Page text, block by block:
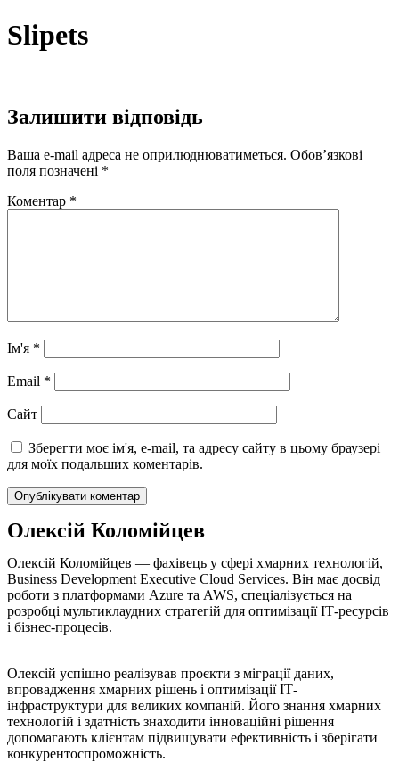
Перейти
до
Slipets
Залишити відповідь
Ваша e-mail адреса не оприлюднюватиметься. Обов’язкові
поля позначені *
Коментар *
Ім'я *
Email *
Сайт
Зберегти моє ім'я, e-mail, та адресу сайту в цьому браузері
для моїх подальших коментарів.
Олексій Коломійцев
Олексій Коломійцев — фахівець у сфері хмарних технологій,
Business Development Executive Cloud Services. Він має досвід
роботи з платформами Azure та AWS, спеціалізується на
розробці мультиклаудних стратегій для оптимізації ІТ-ресурсів
і бізнес-процесів.
Олексій успішно реалізував проєкти з міграції даних,
впровадження хмарних рішень і оптимізації ІТ-
інфраструктури для великих компаній. Його знання хмарних
технологій і здатність знаходити інноваційні рішення
допомагають клієнтам підвищувати ефективність і зберігати
конкурентоспроможність.